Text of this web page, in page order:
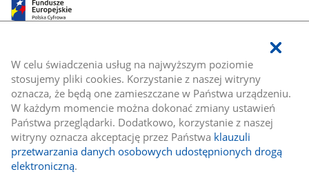
W celu świadczenia usług na najwyższym poziomie
stosujemy pliki cookies. Korzystanie z naszej witryny
oznacza, że będą one zamieszczane w Państwa urządzeniu.
W każdym momencie można dokonać zmiany ustawień
Państwa przeglądarki. Dodatkowo, korzystanie z naszej
witryny oznacza akceptację przez Państwa klauzuli
przetwarzania danych osobowych udostępnionych drogą
elektroniczną.